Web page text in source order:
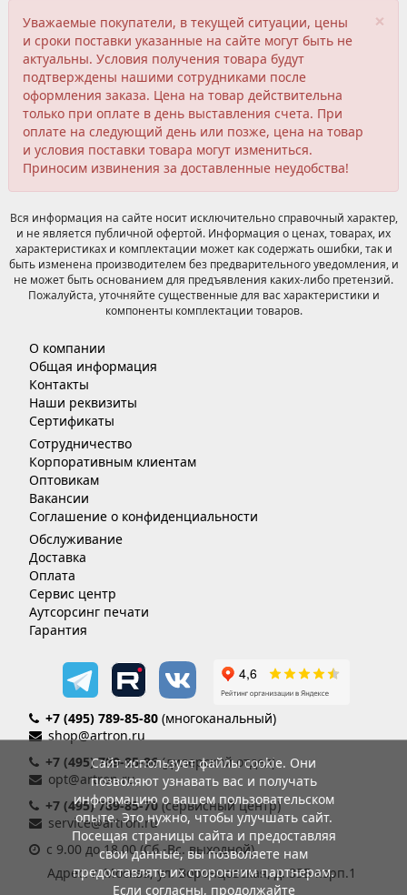
×
Уважаемые покупатели, в текущей ситуации, цены
и сроки поставки указанные на сайте могут быть не
актуальны. Условия получения товара будут
подтверждены нашими сотрудниками после
оформления заказа. Цена на товар действительна
только при оплате в день выставления счета. При
оплате на следующий день или позже, цена на товар
и условия поставки товара могут измениться.
Приносим извинения за доставленные неудобства!
Вся информация на сайте носит исключительно справочный характер,
и не является публичной офертой. Информация о ценах, товарах, их
характеристиках и комплектации может как содержать ошибки, так и
быть изменена производителем без предварительного уведомления, и
не может быть основанием для предъявления каких-либо претензий.
Пожалуйста, уточняйте существенные для вас характеристики и
компоненты комплектации товаров.
О компании
Общая информация
Контакты
Наши реквизиты
Сертификаты
Сотрудничество
Корпоративным клиентам
Оптовикам
Вакансии
Соглашение о конфиденциальности
Обслуживание
Доставка
Оплата
Сервис центр
Аутсорсинг печати
Гарантия
+7 (495) 789-85-80 (многоканальный)
shop@artron.ru
+7 (495) 789-85-86(дилерский отдел)
opt@artron.ru
+7 (495) 789-85-70 (сервисный центр)
service@artron.ru
с 9.00 до 18.00 (Сб.-Вс. выходной)
Адрес: г. Москва, ул. Воронцовская, д. 35Б корп.1
Сайт использует файлы cookie. Они
позволяют узнавать вас и получать
информацию о вашем пользовательском
опыте. Это нужно, чтобы улучшать сайт.
Посещая страницы сайта и предоставляя
свои данные, вы позволяете нам
предоставлять их сторонним партнерам.
Если согласны, продолжайте